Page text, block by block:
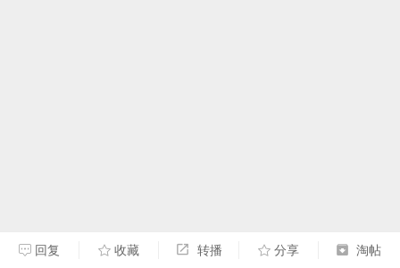
回复 收藏 转播 分享 淘帖